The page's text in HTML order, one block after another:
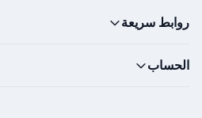
روابط سريعة
الحساب